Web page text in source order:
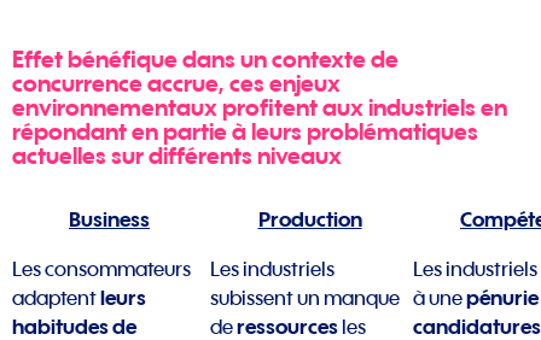
Effet bénéfique dans un contexte de
concurrence accrue, ces enjeux
environnementaux profitent aux industriels en
répondant en partie à leurs problématiques
actuelles sur différents niveaux
Business Production
Les consommateurs
adaptentleurs
habitudes de
Les industriels
subissent un manque
deressources les
Les
à une